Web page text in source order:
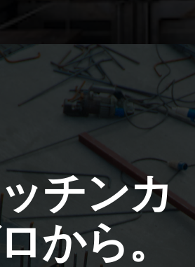
チンカ
から。